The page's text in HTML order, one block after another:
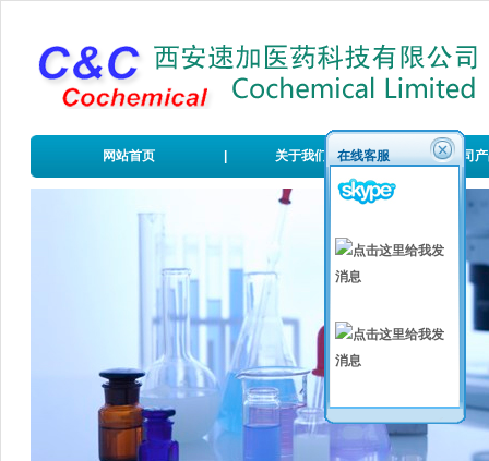
网站首页 关于我们 | 公司
在线客服